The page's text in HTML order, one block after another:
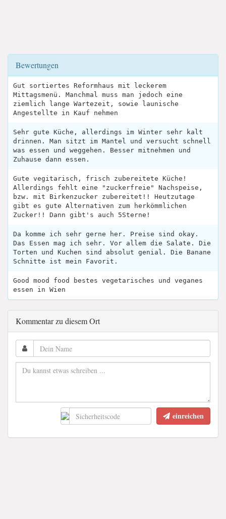
Bewertungen
Gut sortiertes Reformhaus mit leckerem
Mittagsmenü. Manchmal muss man jedoch eine
ziemlich lange Wartezeit, sowie launische
Angestellte in Kauf nehmen
Sehr gute Küche, allerdings im Winter sehr kalt
drinnen. Man sitzt im Mantel und versucht schnell
was essen und weggehen. Besser mitnehmen und
Zuhause dann essen.
Gute vegitarisch, frisch zubereitete Küche!
Allerdings fehlt eine "zuckerfreie" Nachspeise,
bzw. mit Birkenzucker zubereitet!! Heutzutage
gibt es gute Alternativen zum herkömmlichen
Zucker!! Dann gibt's auch 5Sterne!
Da komme ich sehr gerne her. Preise sind okay.
Das Essen mag ich sehr. Vor allem die Salate. Die
Torten und Kuchen sind absolut genial. Die Banane
Schnitte ist mein Favorit.
Good mood food bestes vegetarisches und veganes
essen in Wien
Kommentar zu diesem Ort
einreichen